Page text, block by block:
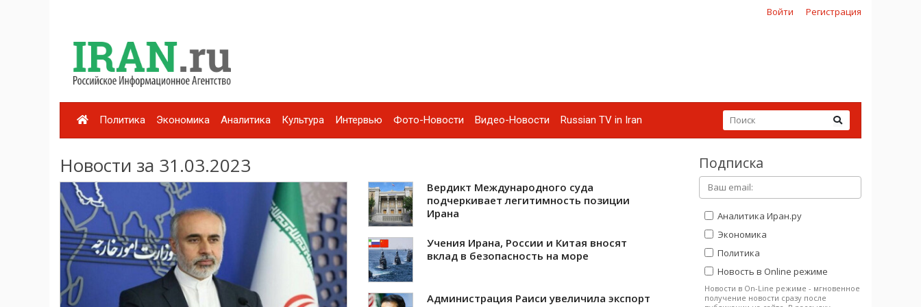
Войти Регистрация
Политика Экономика Аналитика Культура Интервью Фото-Новости Видео-Новости Russian TV in Iran
Новости за 31.03.2023
Вердикт Международного суда
подчеркивает легитимность позиции
Ирана
Учения Ирана, России и Китая вносят
вклад в безопасность на море
Администрация Раиси увеличила экспорт
Подписка
Аналитика Иран.ру
Экономика
Политика
Новость в Online режиме
Новости в On-Line режиме - мгновенное
получение новости сразу после